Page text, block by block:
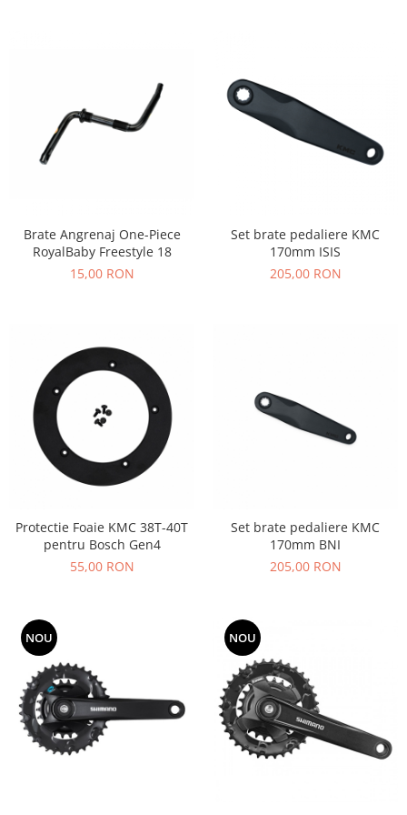
MASTI/CAGULE
Brate Angrenaj One-Piece
RoyalBaby Freestyle 18
15,00 RON
Set brate pedaliere KMC
170mm ISIS
205,00 RON
Protectie Foaie KMC 38T-40T
pentru Bosch Gen4
55,00 RON
Set brate pedaliere KMC
170mm BNI
205,00 RON
NOU NOU